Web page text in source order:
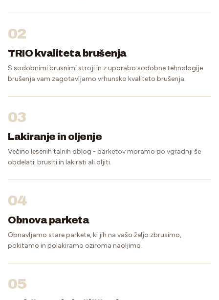
02
TRIO kvaliteta brušenja
S sodobnimi brusnimi stroji in z uporabo sodobne tehnologije
brušenja vam zagotavljamo vrhunsko kvaliteto brušenja.
03
Lakiranje in oljenje
Večino lesenih talnih oblog - parketov moramo po vgradnji še
obdelati: brusiti in lakirati ali oljiti.
04
Obnova parketa
Obnavljamo stare parkete, ki jih na vašo željo zbrusimo,
pokitamo in polakiramo oziroma naoljimo.
05